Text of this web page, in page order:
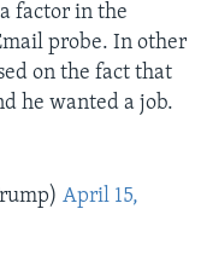
factor in the
probe. In other
on the fact that
he wanted a job.
April 15,